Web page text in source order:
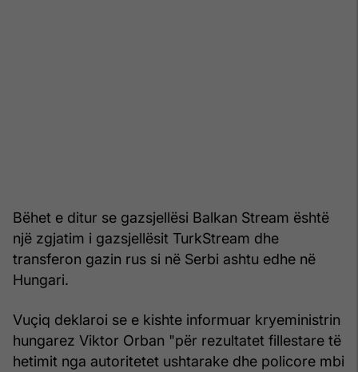
Bëhet e ditur se gazsjellësi Balkan Stream është
një zgjatim i gazsjellësit TurkStream dhe
transferon gazin rus si në Serbi ashtu edhe në
Hungari.
Vuçiq deklaroi se e kishte informuar kryeministrin
hungarez Viktor Orban "për rezultatet fillestare të
hetimit nga autoritetet ushtarake dhe policore mbi